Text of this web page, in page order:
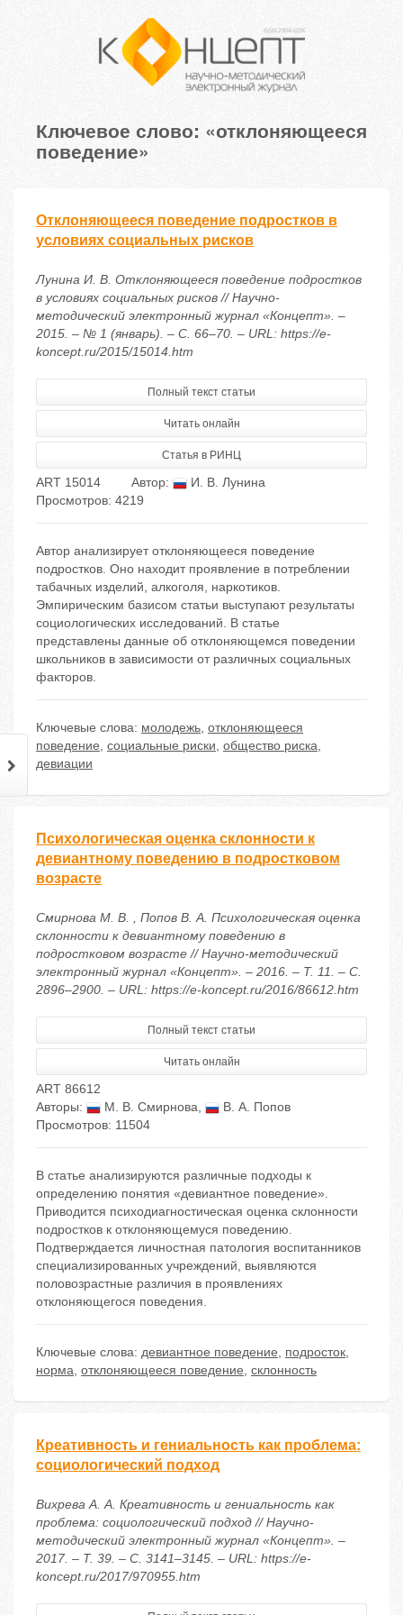
Ключевое слово: «отклоняющееся
поведение»
Отклоняющееся поведение подростков в
условиях социальных рисков
Лунина И. В. Отклоняющееся поведение подростков
в условиях социальных рисков // Научно-
методический электронный журнал «Концепт». –
2015. – № 1 (январь). – С. 66–70. – URL: https://e-
koncept.ru/2015/15014.htm
Полный текст статьи
Читать онлайн
Статья в РИНЦ
ART 15014 Автор:
И. В. Лунина
Просмотров: 4219
Автор анализирует отклоняющееся поведение
подростков. Оно находит проявление в потреблении
табачных изделий, алкоголя, наркотиков.
Эмпирическим базисом статьи выступают результаты
социологических исследований. В статье
представлены данные об отклоняющемся поведении
школьников в зависимости от различных социальных
факторов.
Ключевые слова: молодежь, отклоняющееся
поведение, социальные риски, общество риска,
девиации
Психологическая оценка склонности к
девиантному поведению в подростковом
возрасте
Смирнова М. В. , Попов В. А. Психологическая оценка
склонности к девиантному поведению в
подростковом возрасте // Научно-методический
электронный журнал «Концепт». – 2016. – Т. 11. – С.
2896–2900. – URL: https://e-koncept.ru/2016/86612.htm
Полный текст статьи
Читать онлайн
ART 86612
Авторы:
М. В. Смирнова,
В. А. Попов
Просмотров: 11504
В статье анализируются различные подходы к
определению понятия «девиантное поведение».
Приводится психодиагностическая оценка склонности
подростков к отклоняющемуся поведению.
Подтверждается личностная патология воспитанников
специализированных учреждений, выявляются
половозрастные различия в проявлениях
отклоняющегося поведения.
Ключевые слова: девиантное поведение, подросток,
норма, отклоняющееся поведение, склонность
Креативность и гениальность как проблема:
социологический подход
Вихрева А. А. Креативность и гениальность как
проблема: социологический подход // Научно-
методический электронный журнал «Концепт». –
2017. – Т. 39. – С. 3141–3145. – URL: https://e-
koncept.ru/2017/970955.htm